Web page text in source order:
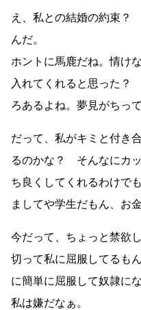
え、私との結婚の約束？
んだ。
ホントに馬鹿だね。情け
入れてくれると思った？
ろあるよね。夢見がちって
だって、私がキミと付き
るのかな？ そんなにカ
ち良くしてくれるわけでも
ましてや学生だもん、お
今だって、ちょっと禁欲
切って私に屈服してるも
に簡単に屈服して奴隷に
私は嫌だなぁ。